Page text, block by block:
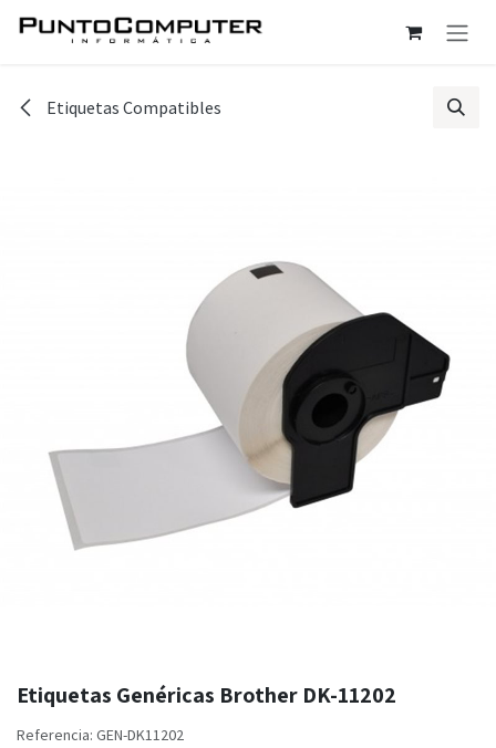
Ir al contenido
Etiquetas Compatibles
Etiquetas Genéricas Brother DK-11202
Referencia: GEN-DK11202